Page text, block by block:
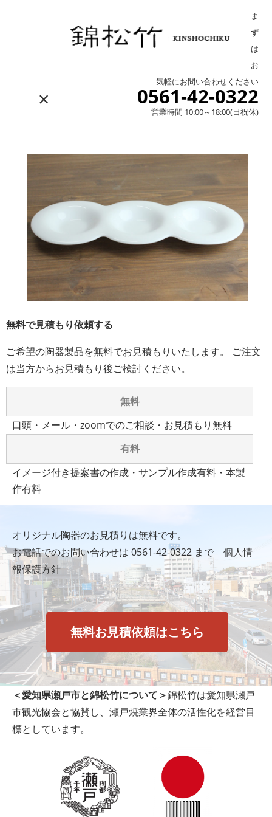
ま
ず
は
お
気軽にお問い合わせください
0561-42-0322
営業時間 10:00～18:00(日祝休)
×
無料で見積もり依頼する
ご希望の陶器製品を無料でお見積もりいたします。 ご注文
は当方からお見積もり後ご検討ください。
無料
口頭・メール・zoomでのご相談・お見積もり無料
有料
イメージ付き提案書の作成・サンプル作成有料・本製
作有料
オリジナル陶器のお見積りは無料です。
お電話でのお問い合わせは 0561-42-0322 まで 個人情
報保護方針
無料お見積依頼はこちら
＜愛知県瀬戸市と錦松竹について＞錦松竹は愛知県瀬戸
市観光協会と協賛し、瀬戸焼業界全体の活性化を経営目
標としています。